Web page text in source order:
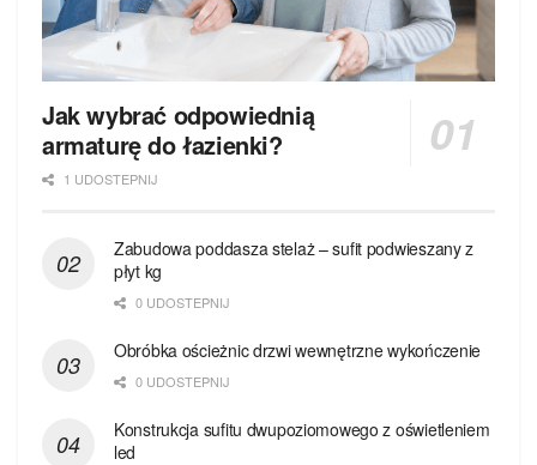
Jak wybrać odpowiednią
armaturę do łazienki?
1 UDOSTEPNIJ
Zabudowa poddasza stelaż – sufit podwieszany z
płyt kg
0 UDOSTEPNIJ
Obróbka ościeżnic drzwi wewnętrzne wykończenie
0 UDOSTEPNIJ
Konstrukcja sufitu dwupoziomowego z oświetleniem
led